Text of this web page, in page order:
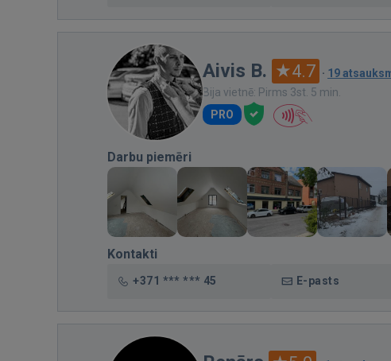
Aivis B. 4.7 · 19
Bija vietnē: Pirms 3st. 5 min.
PRO
Darbu piemēri
Kontakti
+371 *** *** 45 E-pasts